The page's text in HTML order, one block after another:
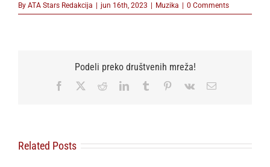
By ATA Stars Redakcija | jun 16th, 2023 | Muzika | 0 Comments
Podeli preko društvenih mreža!
Facebook RedditLinkedInTumblr Pinterest
Vk Email
Related Posts